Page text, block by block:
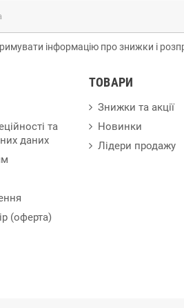
інформацію про знижки і
та
даних
(оферта)
ТОВАРИ
Знижки та акції
Новинки
Лідери продажу